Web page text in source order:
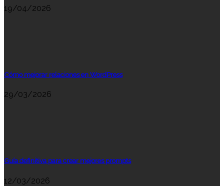
19/04/2026
Cómo mejorar relaciones en WordPress
29/03/2026
Guía definitiva para crear mejores prompts
12/03/2026